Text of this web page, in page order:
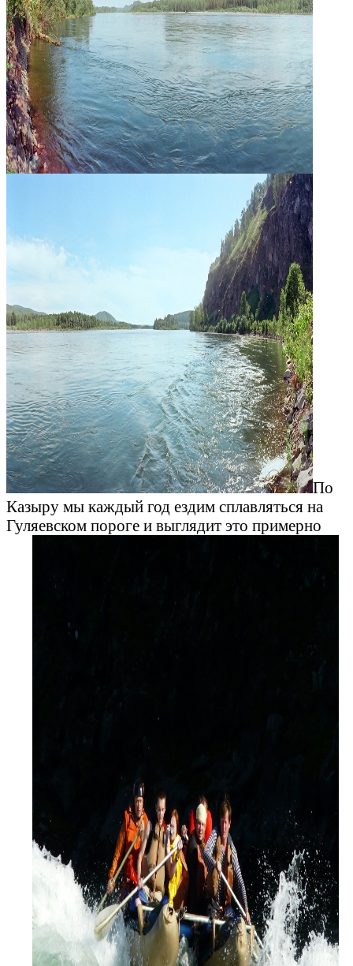
По
Казыру мы каждый год ездим сплавляться на
Гуляевском пороге и выглядит это примерно